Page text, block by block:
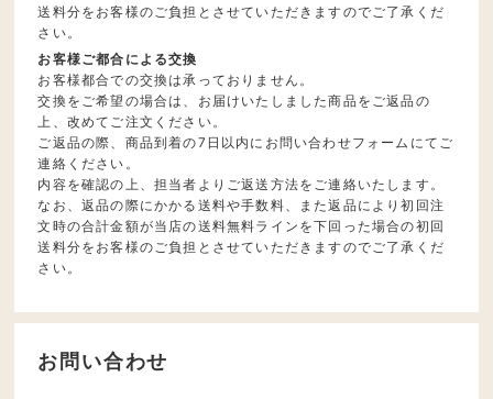
送料分をお客様のご負担とさせていただきますのでご了承くだ
さい。
お客様ご都合による交換
お客様都合での交換は承っておりません。
交換をご希望の場合は、お届けいたしました商品をご返品の
上、改めてご注文ください。
ご返品の際、商品到着の7日以内にお問い合わせフォームにてご
連絡ください。
内容を確認の上、担当者よりご返送方法をご連絡いたします。
なお、返品の際にかかる送料や手数料、また返品により初回注
文時の合計金額が当店の送料無料ラインを下回った場合の初回
送料分をお客様のご負担とさせていただきますのでご了承くだ
さい。
お問い合わせ